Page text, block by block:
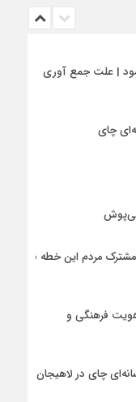
| علت جمع آوری
چای
مردم این خطه با
فرهنگی و
چای در لاهیجان